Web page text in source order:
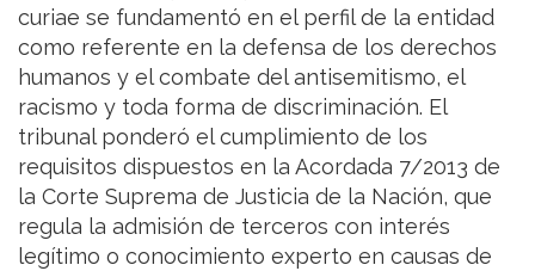
curiae se fundamentó en el perfil de la entidad
como referente en la defensa de los derechos
humanos y el combate del antisemitismo, el
racismo y toda forma de discriminación. El
tribunal ponderó el cumplimiento de los
requisitos dispuestos en la Acordada 7/2013 de
la Corte Suprema de Justicia de la Nación, que
regula la admisión de terceros con interés
legítimo o conocimiento experto en causas de